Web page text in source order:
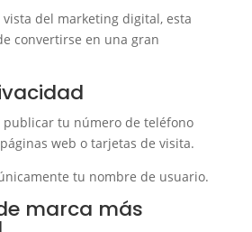
del marketing digital, esta
convertirse en una gran
publicar tu número de teléfono
web o tarjetas de visita.
tu nombre de usuario.
marca más